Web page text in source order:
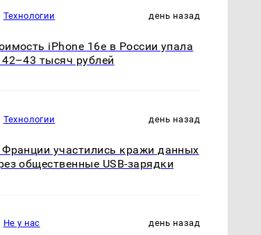
В Химках на
Технологии день назад
iPhone 16e в России упала
тысяч рублей
Технологии день назад
Франции участились кражи данных
общественные USB-зарядки
Не у нас день назад